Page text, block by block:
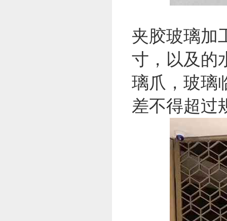
夹胶玻璃加
寸，以及的
璃爪，玻璃
差不得超过